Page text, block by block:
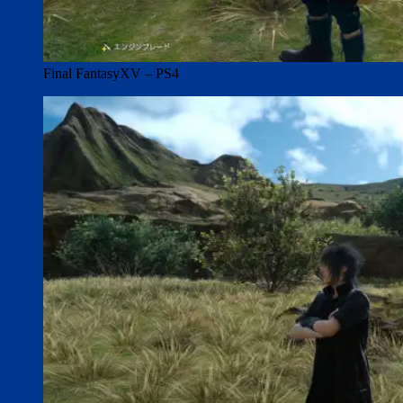
Final FantasyXV – PS4